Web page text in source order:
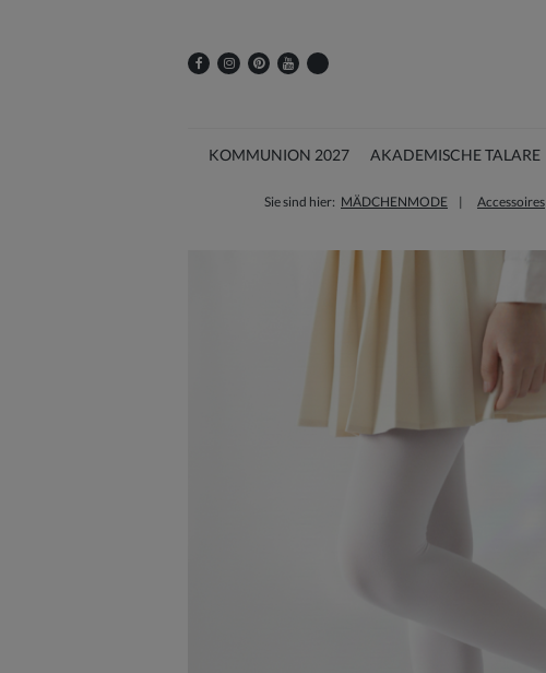
KOMMUNION 2027 AKADEMISCHE TALARE
Sie sind hier: MÄDCHENMODE Accessoires